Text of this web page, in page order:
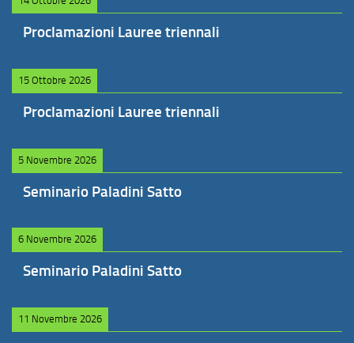
Proclamazioni Lauree triennali
15 Ottobre 2026
Proclamazioni Lauree triennali
5 Novembre 2026
Seminario Paladini Satto
6 Novembre 2026
Seminario Paladini Satto
11 Novembre 2026